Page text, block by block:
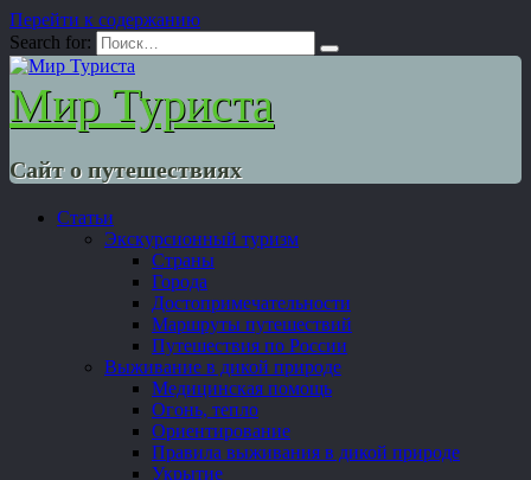
Перейти к содержанию
Search for:
Мир Туриста
Сайт о путешествиях
Статьи
Экскурсионный туризм
Страны
Города
Достопримечательности
Маршруты путешествий
Путешествия по России
Выживание в дикой природе
Медицинская помощь
Огонь, тепло
Ориентирование
Правила выживания в дикой природе
Укрытие